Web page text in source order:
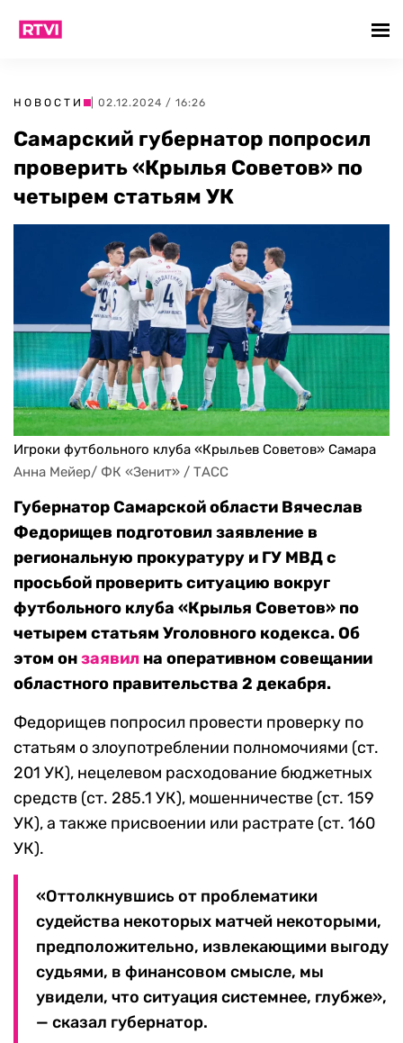
НОВОСТИ | 02.12.2024 / 16:26
Самарский губернатор попросил
проверить «Крылья Советов» по
четырем статьям УК
Игроки футбольного клуба «Крыльев Советов» Самара
Анна Мейер/ ФК «Зенит» / ТАСС
Губернатор Самарской области Вячеслав
Федорищев подготовил заявление в
региональную прокуратуру и ГУ МВД с
просьбой проверить ситуацию вокруг
футбольного клуба «Крылья Советов» по
четырем статьям Уголовного кодекса. Об
этом онзаявил на оперативном совещании
областного правительства 2 декабря.
Федорищев попросил провести проверку по
статьям о злоупотреблении полномочиями (ст.
201 УК), нецелевом расходование бюджетных
средств (ст. 285.1 УК), мошенничестве (ст. 159
УК), а также присвоении или растрате (ст. 160
УК).
«Оттолкнувшись от проблематики
судейства некоторых матчей некоторыми,
предположительно, извлекающими выгоду
судьями, в финансовом смысле, мы
увидели, что ситуация системнее, глубже»,
— сказал губернатор.